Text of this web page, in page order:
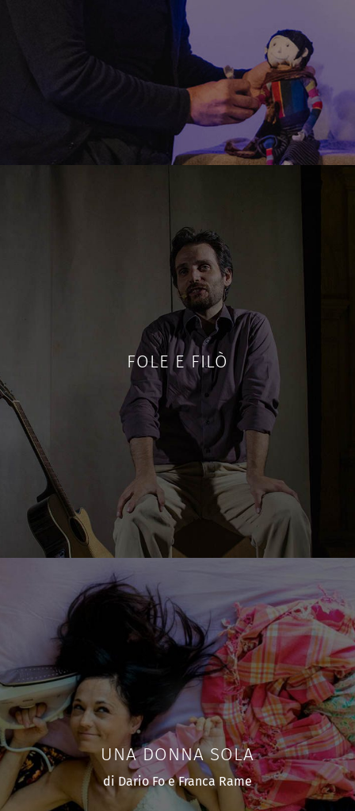
FOLE E FILÒ
UNA DONNA SOLA
di Dario Fo e Franca Rame